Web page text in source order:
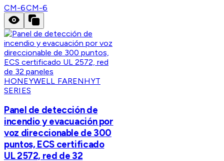
CM-6CM-6
HONEYWELL FARENHYT
SERIES
Panel de detección de
incendio y evacuación por
voz direccionable de 300
puntos, ECS certificado
UL 2572, red de 32